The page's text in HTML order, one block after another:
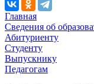
Главная
Сведения об
Абитуриенту
Студенту
Выпускнику
Педагогам